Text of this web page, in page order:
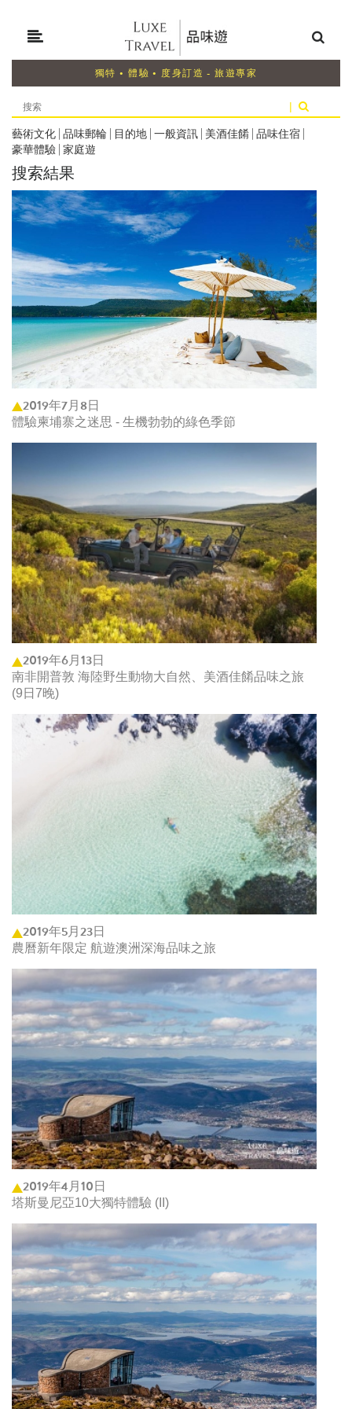
獨特 • 體驗 • 度身訂造 - 旅遊專家
|
藝術文化 | 品味郵輪 | 目的地 | 一般資訊 | 美酒佳餚 | 品味住宿 |
豪華體驗 | 家庭遊
搜索結果
2019年7月8日
體驗柬埔寨之迷思 - 生機勃勃的綠色季節
2019年6月13日
南非開普敦 海陸野生動物大自然、美酒佳餚品味之旅
(9日7晚)
2019年5月23日
農曆新年限定 航遊澳洲深海品味之旅
2019年4月10日
塔斯曼尼亞10大獨特體驗 (II)